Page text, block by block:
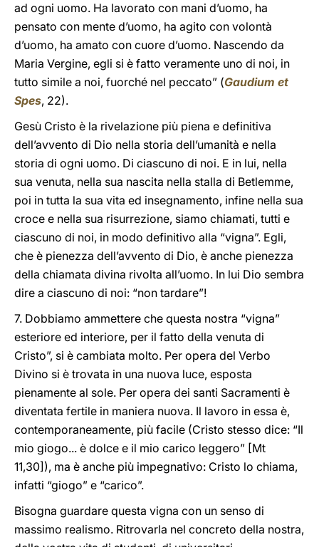
ad ogni uomo. Ha lavorato con mani d’uomo, ha
pensato con mente d’uomo, ha agito con volontà
d’uomo, ha amato con cuore d’uomo. Nascendo da
Maria Vergine, egli si è fatto veramente uno di noi, in
tutto simile a noi, fuorché nel peccato” (Gaudium et
Spes, 22).
Gesù Cristo è la rivelazione più piena e definitiva
dell’avvento di Dio nella storia dell’umanità e nella
storia di ogni uomo. Di ciascuno di noi. E in lui, nella
sua venuta, nella sua nascita nella stalla di Betlemme,
poi in tutta la sua vita ed insegnamento, infine nella sua
croce e nella sua risurrezione, siamo chiamati, tutti e
ciascuno di noi, in modo definitivo alla “vigna”. Egli,
che è pienezza dell’avvento di Dio, è anche pienezza
della chiamata divina rivolta all’uomo. In lui Dio sembra
dire a ciascuno di noi: “non tardare”!
7. Dobbiamo ammettere che questa nostra “vigna”
esteriore ed interiore, per il fatto della venuta di
Cristo”, si è cambiata molto. Per opera del Verbo
Divino si è trovata in una nuova luce, esposta
pienamente al sole. Per opera dei santi Sacramenti è
diventata fertile in maniera nuova. Il lavoro in essa è,
contemporaneamente, più facile (Cristo stesso dice: “Il
mio giogo... è dolce e il mio carico leggero” [Mt
11,30]), ma è anche più impegnativo: Cristo lo chiama,
infatti “giogo” e “carico”.
Bisogna guardare questa vigna con un senso di
massimo realismo. Ritrovarla nel concreto della nostra,